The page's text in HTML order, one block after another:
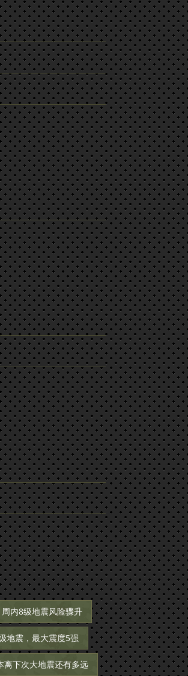
内8级地震风险骤升
地震，最大震度5强
离下次大地震还有多远